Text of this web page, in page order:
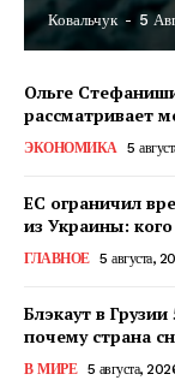
Ковальчук - 5
Ольге
рассматривает
ЭКОНОМИКА 5
ЕС ограничил
из Украины:
ГЛАВНОЕ 5 августа,
Блэкаут в
почему страна
В МИРЕ 5 августа,